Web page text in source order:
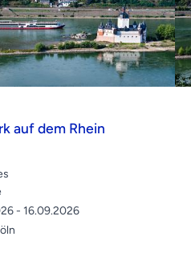
auf dem Rhein
- 16.09.2026